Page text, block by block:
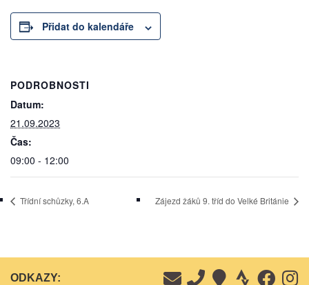
Přidat do kalendáře
PODROBNOSTI
Datum:
21.09.2023
Čas:
09:00 - 12:00
Třídní schůzky, 6.A Zájezd žáků 9. tříd do Velké Británie
ODKAZY: